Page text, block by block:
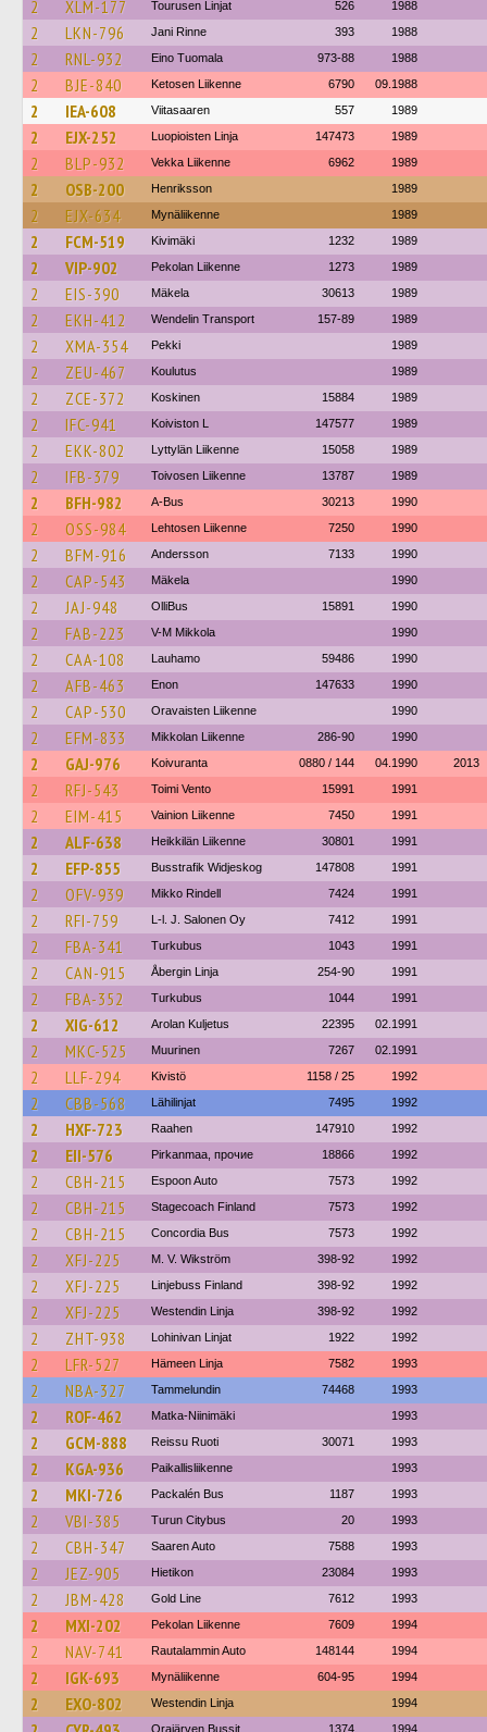
2 XLM-177 Tourusen Linjat 526 1988
2 LKN-796 Jani Rinne 393 1988
2 RNL-932 Eino Tuomala 973-88 1988
2 BJE-840 Ketosen Liikenne 6790 09.1988
2 IEA-608 Viitasaaren 557 1989
2 EJX-252 Luopioisten Linja 147473 1989
2 BLP-932 Vekka Liikenne 6962 1989
2 OSB-200 Henriksson 1989
2 EJX-634 Mynäliikenne 1989
2 FCM-519 Kivimäki 1232 1989
2 VIP-902 Pekolan Liikenne 1273 1989
2 EIS-390 Mäkela 30613 1989
2 EKH-412 Wendelin Transport 157-89 1989
2 XMA-354 Pekki 1989
2 ZEU-467 Koulutus 1989
2 ZCE-372 Koskinen 15884 1989
2 IFC-941 Koiviston L 147577 1989
2 EKK-802 Lyttylän Liikenne 15058 1989
2 IFB-379 Toivosen Liikenne 13787 1989
2 BFH-982 A-Bus 30213 1990
2 OSS-984 Lehtosen Liikenne 7250 1990
2 BFM-916 Andersson 7133 1990
2 CAP-543 Mäkela 1990
2 JAJ-948 OlliBus 15891 1990
2 FAB-223 V-M Mikkola 1990
2 CAA-108 Lauhamo 59486 1990
2 AFB-463 Enon 147633 1990
2 CAP-530 Oravaisten Liikenne 1990
2 EFM-833 Mikkolan Liikenne 286-90 1990
2 GAJ-976 Koivuranta 0880 / 144 04.1990 2013
2 RFJ-543 Toimi Vento 15991 1991
2 EIM-415 Vainion Liikenne 7450 1991
2 ALF-638 Heikkilän Liikenne 30801 1991
2 EFP-855 Busstrafik Widjeskog 147808 1991
2 OFV-939 Mikko Rindell 7424 1991
2 RFI-759 L-l. J. Salonen Oy 7412 1991
2 FBA-341 Turkubus 1043 1991
2 CAN-915 Åbergin Linja 254-90 1991
2 FBA-352 Turkubus 1044 1991
2 XIG-612 Arolan Kuljetus 22395 02.1991
2 MKC-525 Muurinen 7267 02.1991
2 LLF-294 Kivistö 1158 / 25 1992
2 CBB-568 Lähilinjat 7495 1992
2 HXF-723 Raahen 147910 1992
2 EII-576 Pirkanmaa, прочие 18866 1992
2 CBH-215 Espoon Auto 7573 1992
2 CBH-215 Stagecoach Finland 7573 1992
2 CBH-215 Concordia Bus 7573 1992
2 XFJ-225 M. V. Wikström 398-92 1992
2 XFJ-225 Linjebuss Finland 398-92 1992
2 XFJ-225 Westendin Linja 398-92 1992
2 ZHT-938 Lohinivan Linjat 1922 1992
2 LFR-527 Hämeen Linja 7582 1993
2 NBA-327 Tammelundin 74468 1993
2 ROF-462 Matka-Niinimäki 1993
2 GCM-888 Reissu Ruoti 30071 1993
2 KGA-936 Paikallisliikenne 1993
2 MKI-726 Packalén Bus 1187 1993
2 VBI-385 Turun Citybus 20 1993
2 CBH-347 Saaren Auto 7588 1993
2 JEZ-905 Hietikon 23084 1993
2 JBM-428 Gold Line 7612 1993
2 MXI-202 Pekolan Liikenne 7609 1994
2 NAV-741 Rautalammin Auto 148144 1994
2 IGK-693 Mynäliikenne 604-95 1994
2 EXO-802 Westendin Linja 1994
Orajärven Bussit 1374 1994